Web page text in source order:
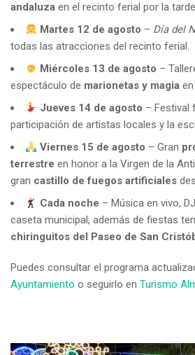
andaluza en el recinto ferial por la
Martes 12 de agosto – Día del
todas las atracciones del recinto ferial.
Miércoles 13 de agosto –
espectáculo de marionetas y magia
Jueves 14 de agosto – Festival
participación de artistas locales y la
Viernes 15 de agosto – Gran
terrestre en honor a la Virgen de la
gran castillo de fuegos artificiales
Cada noche – Música en vivo,
caseta municipal, además de fiestas
chiringuitos del Paseo de San
Puedes consultar el programa
Ayuntamiento o seguirlo en Turismo